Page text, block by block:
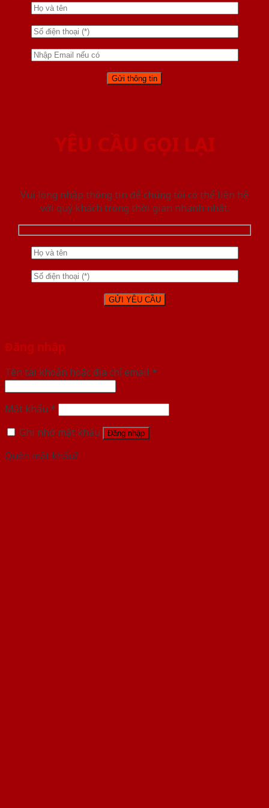
YÊU CẦU GỌI LẠI
Vui lòng nhập thông tin để chúng tôi có thể liên hệ
với quý khách trong thời gian nhanh nhất.
Đăng nhập
Tên tài khoản hoặc địa chỉ email *
Mật khẩu *
Ghi nhớ mật khẩu
Đăng nhập
Quên mật khẩu?